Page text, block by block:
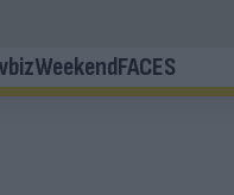
WeekendFACES